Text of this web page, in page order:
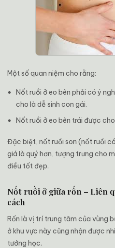
Một số quan niệm cho rằng:
Nốt ruồi ở eo bên phải có ý
cho là dễ sinh con gái.
Nốt ruồi ở eo bên trái được
Đặc biệt, nốt ruồi son (nốt ruồi
giá là quý hơn, tượng trưng cho
điều tốt đẹp.
Nốt ruồi ở giữa rốn – Liên
cách
Rốn là vị trí trung tâm của vùng
ở khu vực này cũng nhận được
tướng học.